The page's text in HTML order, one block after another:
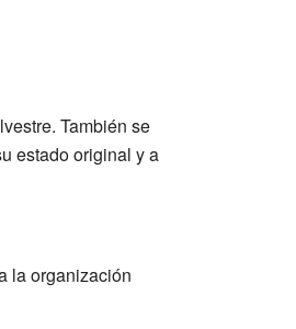
También se
estado original y a
la organización